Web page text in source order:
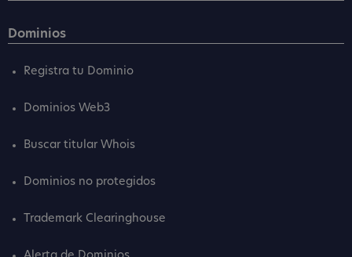
Dominios
Registra tu Dominio
Dominios Web3
Buscar titular Whois
Dominios no protegidos
Trademark Clearinghouse